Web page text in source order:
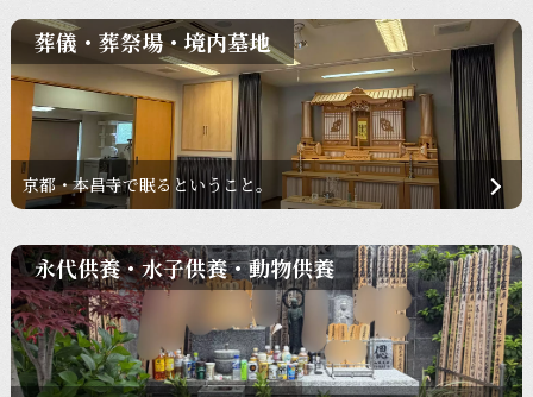
葬儀・葬祭場・境内墓地
京都・本昌寺で眠るということ。
永代供養・水子供養・動物供養